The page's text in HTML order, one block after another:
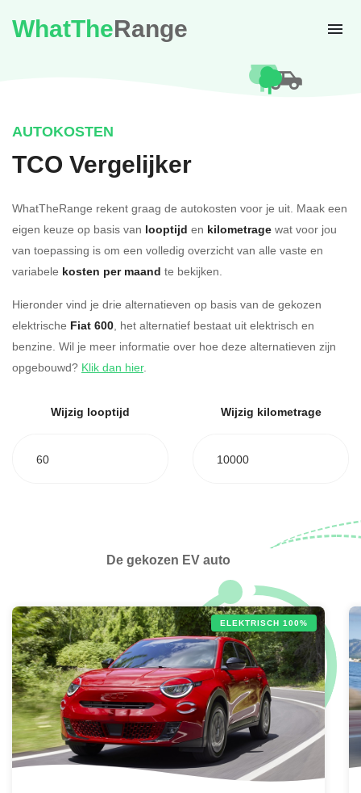
WhatTheRange
AUTOKOSTEN
TCO Vergelijker
WhatTheRange rekent graag de autokosten voor je uit. Maak een
eigen keuze op basis van looptijd en kilometrage wat voor jou
van toepassing is om een volledig overzicht van alle vaste en
variabele kosten per maand te bekijken.
Hieronder vind je drie alternatieven op basis van de gekozen
elektrische Fiat 600, het alternatief bestaat uit elektrisch en
benzine. Wil je meer informatie over hoe deze alternatieven zijn
opgebouwd? Klik dan hier.
Wijzig looptijd
60
Wijzig kilometrage
10000
De gekozen EV auto
ELEKTRISCH 100%